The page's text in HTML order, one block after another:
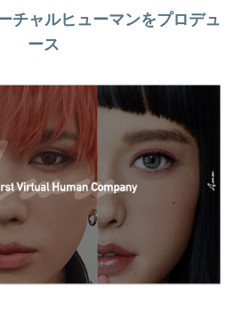
チャルヒューマンをプロデュ
ース